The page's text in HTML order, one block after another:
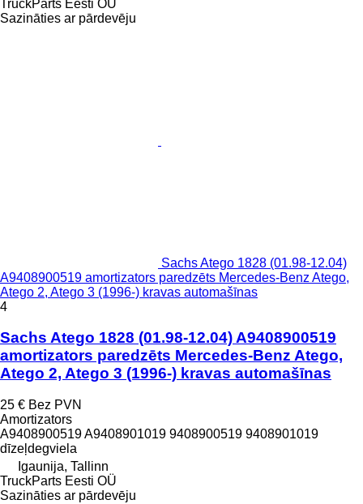
TruckParts Eesti OÜ
Sazināties ar pārdevēju
Sachs Atego 1828 (01.98-12.04)
A9408900519 amortizators paredzēts Mercedes-Benz Atego,
Atego 2, Atego 3 (1996-) kravas automašīnas
4
Sachs Atego 1828 (01.98-12.04) A9408900519
amortizators paredzēts Mercedes-Benz Atego,
Atego 2, Atego 3 (1996-) kravas automašīnas
25 € Bez PVN
Amortizators
A9408900519 A9408901019 9408900519 9408901019
dīzeļdegviela
Igaunija, Tallinn
TruckParts Eesti OÜ
Sazināties ar pārdevēju